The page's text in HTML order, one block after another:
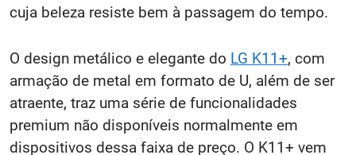
cuja beleza resiste bem à passagem do tempo.
O design metálico e elegante do LG K11+, com
armação de metal em formato de U, além de ser
atraente, traz uma série de funcionalidades
premium não disponíveis normalmente em
dispositivos dessa faixa de preço. O K11+ vem